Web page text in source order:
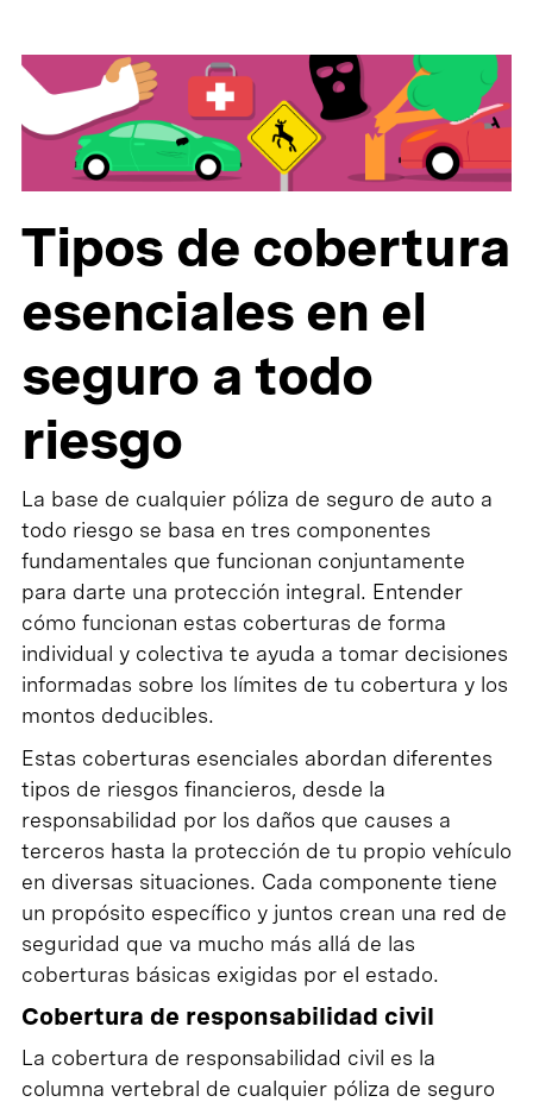
Tipos de cobertura
esenciales en el
seguro a todo
riesgo
La base de cualquier póliza de seguro de auto a
todo riesgo se basa en tres componentes
fundamentales que funcionan conjuntamente
para darte una protección integral. Entender
cómo funcionan estas coberturas de forma
individual y colectiva te ayuda a tomar decisiones
informadas sobre los límites de tu cobertura y los
montos deducibles.
Estas coberturas esenciales abordan diferentes
tipos de riesgos financieros, desde la
responsabilidad por los daños que causes a
terceros hasta la protección de tu propio vehículo
en diversas situaciones. Cada componente tiene
un propósito específico y juntos crean una red de
seguridad que va mucho más allá de las
coberturas básicas exigidas por el estado.
Cobertura de responsabilidad civil
La cobertura de responsabilidad civil es la
columna vertebral de cualquier póliza de seguro